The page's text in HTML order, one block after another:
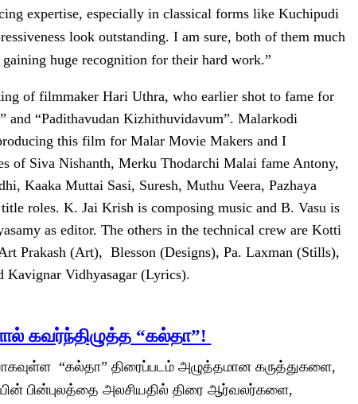
expertise, especially in classical forms like Kuchipudi
look outstanding. I am sure, both of them much
huge recognition for their hard work.”
of filmmaker Hari Uthra, who earlier shot to fame for
“Padithavudan Kizhithuvidavum”. Malarkodi
this film for Malar Movie Makers and I
of Siva Nishanth, Merku Thodarchi Malai fame Antony,
Kaaka Muttai Sasi, Suresh, Muthu Veera, Pazhaya
roles. K. Jai Krish is composing music and B. Vasu is
as editor. The others in the technical crew are Kotti
Prakash (Art), Blesson (Designs), Pa. Laxman (Stills),
Kavignar Vidhyasagar (Lyrics).
கவர்ந்திழுத்த “கல்தா”!
“கல்தா” திரைப்படம் அழுத்தமான கருத்துகளை,
பின்புலத்தை அலசியதில் திரை ஆர்வலர்களை,